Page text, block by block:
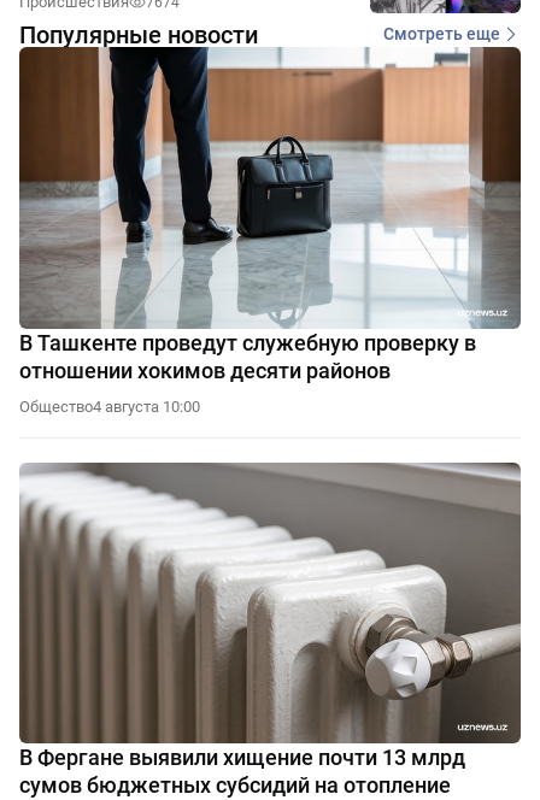
Популярные новости Смотреть еще
В Ташкенте проведут служебную проверку в
отношении хокимов десяти районов
Общество4 августа 10:00
В Фергане выявили хищение почти 13 млрд
сумов бюджетных субсидий на отопление